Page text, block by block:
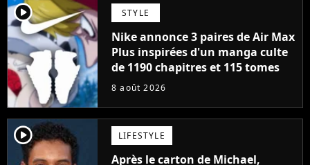
player2 STYLE
Nike annonce 3 paires de Air Max
Plus inspirées d'un manga culte
de 1190 chapitres et 115 tomes
8 août 2026
player2 LIFESTYLE
Après le carton de Michael,